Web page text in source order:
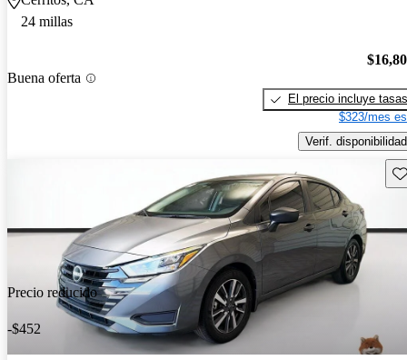
24 millas
Buena oferta
El precio incluye tasas
$323/mes
Verif. disponibilidad
Precio reducido
-$452